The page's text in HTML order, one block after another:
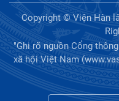
Copyright © Viện Hàn
"Ghi rõ nguồn Cổng
xã hội Việt Nam